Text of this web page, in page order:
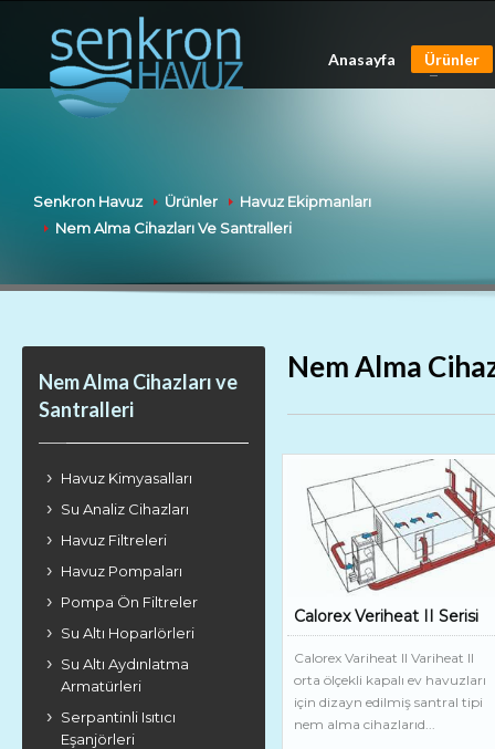
Anasayfa Ürünler
Senkron Havuz Ürünler
Havuz Ekipmanları
Nem Alma Cihazları Ve Santralleri
Nem Alma Cihazları ve
Santralleri
Havuz Kimyasalları
Su Analiz Cihazları
Havuz Filtreleri
Havuz Pompaları
Pompa Ön Filtreler
Su Altı Hoparlörleri
Su Altı Aydınlatma
Armatürleri
Serpantinli Isıtıcı
Eşanjörleri
Nem Alma
Calorex Veriheat II Serisi
Calorex Variheat II Variheat II
orta ölçekli kapalı ev havuzları
için dizayn edilmiş santral tipi
nem alma cihazlarıd...